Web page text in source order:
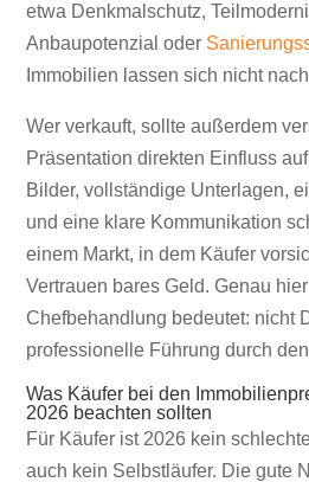
etwa Denkmalschutz,
Anbaupotenzial oder
Immobilien lassen sich nicht
Wer verkauft, sollte außerdem
Präsentation direkten Einfluss
Bilder, vollständige Unterlagen,
und eine klare Kommunikation
einem Markt, in dem Käufer
Vertrauen bares Geld. Genau
Chefbehandlung bedeutet: nicht
professionelle Führung durch
Was Käufer bei den
2026 beachten sollten
Für Käufer ist 2026 kein
auch kein Selbstläufer. Die gute